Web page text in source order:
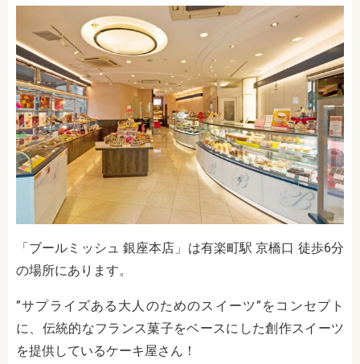
「ブールミッシュ 銀座本店」は有楽町駅 京橋口 徒歩6分
の場所にあります。
”サプライズある大人のためのスイーツ”をコンセプト
に、伝統的なフランス菓子をベースにした創作スイーツ
を提供しているケーキ屋さん！